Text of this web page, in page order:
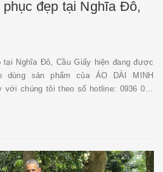
đẹp tại Nghĩa Đô,
tại Nghĩa Đô, Cầu Giấy hiện đang được
dùng sản phẩm của ÁO DÀI MINH
với chúng tôi theo số hotline: 0936 058
phí chi tiết về các loại áo dài nhé !